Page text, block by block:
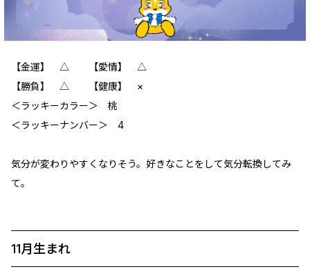
【金運】 △ 【愛情】 △
【勝負】 △ 【健康】 ×
＜ラッキーカラー＞ 桃
＜ラッキーナンバー＞ 4
気分が変わりやすくなりそう。好きなことをして気分転換してみ
て。
11月生まれ